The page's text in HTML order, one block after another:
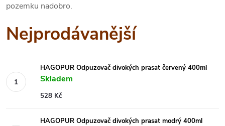
pozemku nadobro.
Nejprodávanější
HAGOPUR Odpuzovač divokých prasat červený 400ml
Skladem
528 Kč
HAGOPUR Odpuzovač divokých prasat modrý 400ml